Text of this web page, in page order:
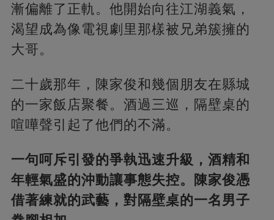
漸偏離了正軌。他開始向往江湖義氣，
渴望成為像電視劇里那樣被兄弟簇擁的
大哥。
二十歲那年，陳家俊和幾個朋友在縣城
的一家飯店聚餐。酒過三巡，隔壁桌的
喧嘩聲引起了他們的不滿。
一句呵斥引發的爭執迅速升級，酒精和
年輕氣盛的沖動讓事態失控。陳家俊憑
借著練就的武藝，對隔壁桌的一名男子